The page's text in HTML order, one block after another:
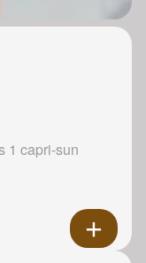
1 capri-sun